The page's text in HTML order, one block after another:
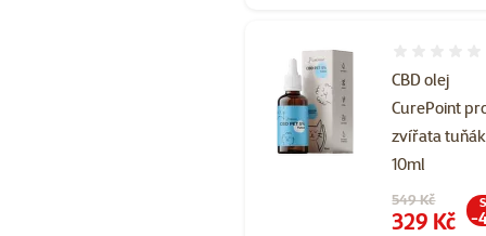
CBD olej
CurePoint
zvířata tuňák
10ml
Původní cena
549 Kč
Cena
329 Kč -